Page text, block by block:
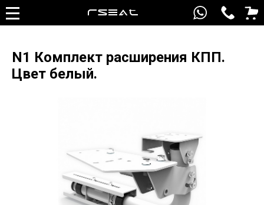
N1 Комплект расширения КПП.
Цвет белый.